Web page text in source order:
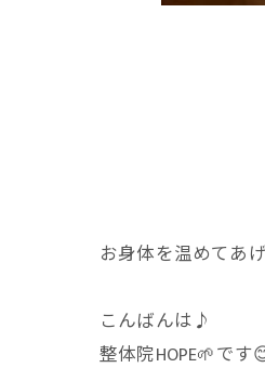
お身体を温めてあ
こんばんは♪
整体院HOPE🌱です